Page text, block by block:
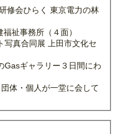
修会ひらく 東京電力の林
祉事務所（４面）
写真合同展 上田市文化セ
Gasギャラリー３日間にわ
体・個人が一堂に会して